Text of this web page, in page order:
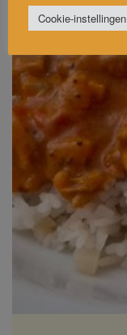
Cookie-instellingen